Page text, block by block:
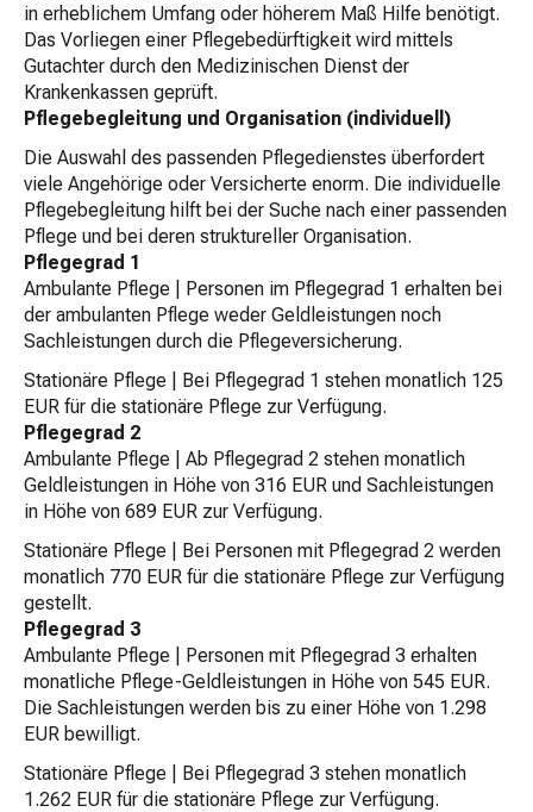
in erheblichem Umfang oder höherem Maß Hilfe benötigt.
Das Vorliegen einer Pflegebedürftigkeit wird mittels
Gutachter durch den Medizinischen Dienst der
Krankenkassen geprüft.
Pflegebegleitung und Organisation (individuell)
Die Auswahl des passenden Pflegedienstes überfordert
viele Angehörige oder Versicherte enorm. Die individuelle
Pflegebegleitung hilft bei der Suche nach einer passenden
Pflege und bei deren struktureller Organisation.
Pflegegrad 1
Ambulante Pflege | Personen im Pflegegrad 1 erhalten bei
der ambulanten Pflege weder Geldleistungen noch
Sachleistungen durch die Pflegeversicherung.
Stationäre Pflege | Bei Pflegegrad 1 stehen monatlich 125
EUR für die stationäre Pflege zur Verfügung.
Pflegegrad 2
Ambulante Pflege | Ab Pflegegrad 2 stehen monatlich
Geldleistungen in Höhe von 316 EUR und Sachleistungen
in Höhe von 689 EUR zur Verfügung.
Stationäre Pflege | Bei Personen mit Pflegegrad 2 werden
monatlich 770 EUR für die stationäre Pflege zur Verfügung
gestellt.
Pflegegrad 3
Ambulante Pflege | Personen mit Pflegegrad 3 erhalten
monatliche Pflege-Geldleistungen in Höhe von 545 EUR.
Die Sachleistungen werden bis zu einer Höhe von 1.298
EUR bewilligt.
Stationäre Pflege | Bei Pflegegrad 3 stehen monatlich
1.262 EUR für die stationäre Pflege zur Verfügung.